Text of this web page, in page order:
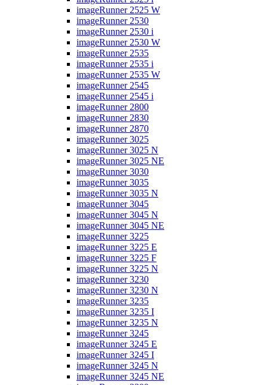
imageRunner 2525 W
imageRunner 2530
imageRunner 2530 i
imageRunner 2530 W
imageRunner 2535
imageRunner 2535 i
imageRunner 2535 W
imageRunner 2545
imageRunner 2545 i
imageRunner 2800
imageRunner 2830
imageRunner 2870
imageRunner 3025
imageRunner 3025 N
imageRunner 3025 NE
imageRunner 3030
imageRunner 3035
imageRunner 3035 N
imageRunner 3045
imageRunner 3045 N
imageRunner 3045 NE
imageRunner 3225
imageRunner 3225 E
imageRunner 3225 F
imageRunner 3225 N
imageRunner 3230
imageRunner 3230 N
imageRunner 3235
imageRunner 3235 I
imageRunner 3235 N
imageRunner 3245
imageRunner 3245 E
imageRunner 3245 I
imageRunner 3245 N
imageRunner 3245 NE